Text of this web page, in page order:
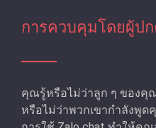
การควบคุมโดยผู้ปก
คุณรู้หรือไม่ว่าลูก ๆ ของคุ
หรือไม่ว่าพวกเขากําลังพูด